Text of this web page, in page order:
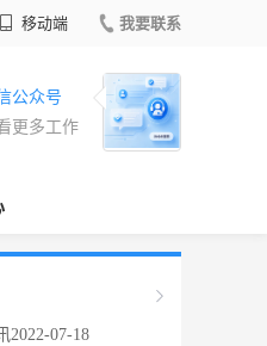
移动端 我要联系
公众号
更多工作
2022-07-18